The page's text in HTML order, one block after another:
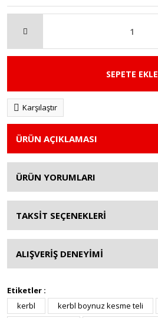
SEPETE EKLE
Karşılaştır
ÜRÜN AÇIKLAMASI
ÜRÜN YORUMLARI
TAKSİT SEÇENEKLERİ
ALIŞVERİŞ DENEYİMİ
Etiketler :
kerbl
kerbl boynuz kesme teli